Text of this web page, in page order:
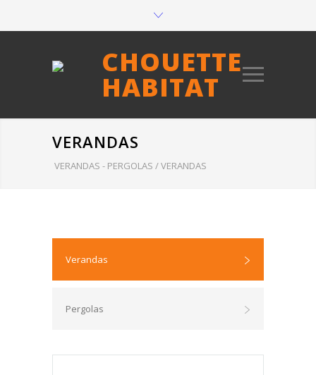
CHOUETTE
HABITAT
VERANDAS
VERANDAS - PERGOLAS /VERANDAS
Verandas
Pergolas